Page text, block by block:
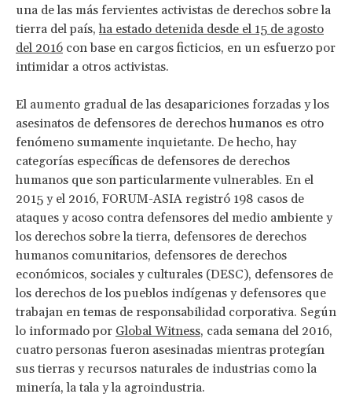
una de las más fervientes activistas de derechos sobre la
tierra del país,ha estado detenida desde el 15 de agosto
del 2016 con base en cargos ficticios, en un esfuerzo por
intimidar a otros activistas.
El aumento gradual de las desapariciones forzadas y los
asesinatos de defensores de derechos humanos es otro
fenómeno sumamente inquietante. De hecho, hay
categorías específicas de defensores de derechos
humanos que son particularmente vulnerables. En el
2015 y el 2016, FORUM-ASIA registró 198 casos de
ataques y acoso contra defensores del medio ambiente y
los derechos sobre la tierra, defensores de derechos
humanos comunitarios, defensores de derechos
económicos, sociales y culturales (DESC), defensores de
los derechos de los pueblos indígenas y defensores que
trabajan en temas de responsabilidad corporativa. Según
lo informado por Global Witness, cada semana del 2016,
cuatro personas fueron asesinadas mientras protegían
sus tierras y recursos naturales de industrias como la
minería, la tala y la agroindustria.